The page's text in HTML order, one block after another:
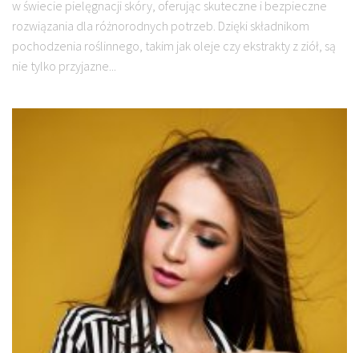
w świecie pielęgnacji skóry, oferując skuteczne i bezpieczne
rozwiązania dla różnorodnych potrzeb. Dzięki składnikom
pochodzenia roślinnego, takim jak oleje czy ekstrakty z ziół, są
nie tylko przyjazne...